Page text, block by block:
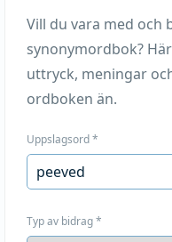
Vill du vara med och
synonymordbok?
uttryck, meningar
ordboken än.
Uppslagsord*
Typ av bidrag*